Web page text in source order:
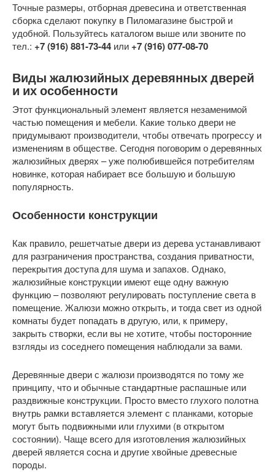
Точные размеры, отборная древесина и ответственная
сборка сделают покупку в Пиломагазине быстрой и
удобной. Пользуйтесь каталогом выше или звоните по
тел.: +7 (916) 881-73-44 или +7 (916) 077-08-70
Виды жалюзийных деревянных дверей
и их особенности
Этот функциональный элемент является незаменимой
частью помещения и мебели. Какие только двери не
придумывают производители, чтобы отвечать прогрессу и
изменениям в обществе. Сегодня поговорим о деревянных
жалюзийных дверях – уже полюбившейся потребителям
новинке, которая набирает все большую и большую
популярность.
Особенности конструкции
Как правило, решетчатые двери из дерева устанавливают
для разграничения пространства, создания приватности,
перекрытия доступа для шума и запахов. Однако,
жалюзийные конструкции имеют еще одну важную
функцию – позволяют регулировать поступление света в
помещение. Жалюзи можно открыть, и тогда свет из одной
комнаты будет попадать в другую, или, к примеру,
закрыть створки, если вы не хотите, чтобы посторонние
взгляды из соседнего помещения наблюдали за вами.
Деревянные двери с жалюзи производятся по тому же
принципу, что и обычные стандартные распашные или
раздвижные конструкции. Просто вместо глухого полотна
внутрь рамки вставляется элемент с планками, которые
могут быть подвижными или глухими (в открытом
состоянии). Чаще всего для изготовления жалюзийных
дверей является сосна и другие хвойные древесные
породы.